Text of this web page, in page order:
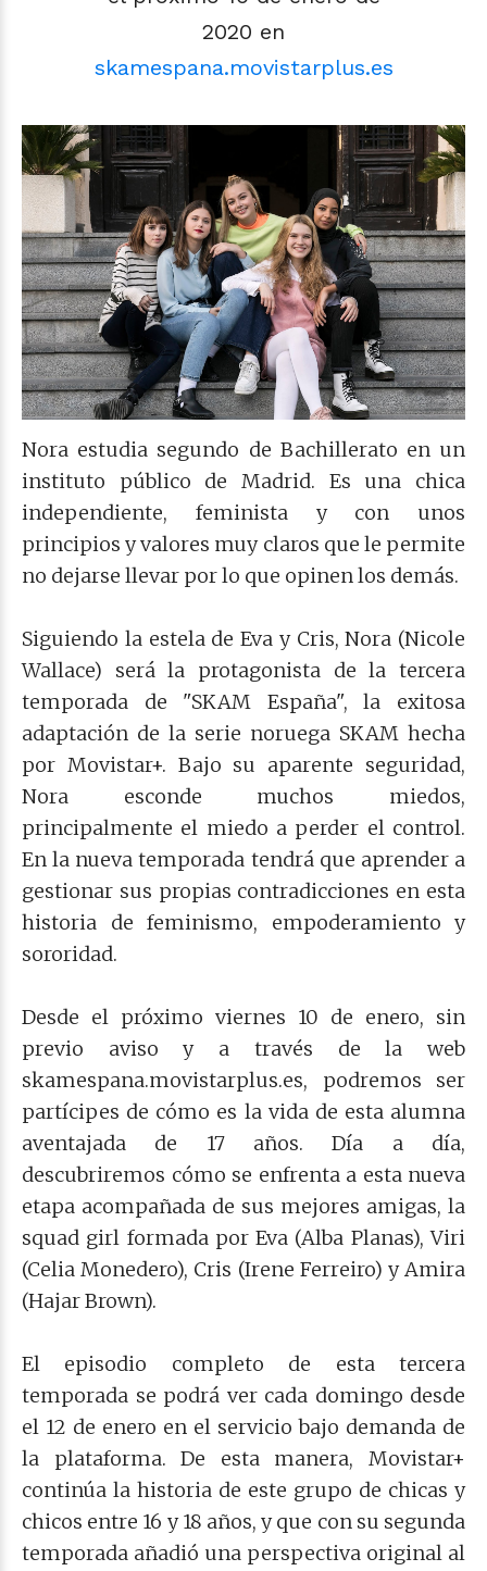
2020 en
skamespana.movistarplus.es
Nora estudia segundo de Bachillerato en un
instituto público de Madrid. Es una chica
independiente, feminista y con unos
principios y valores muy claros que le permite
no dejarse llevar por lo que opinen los demás.
Siguiendo la estela de Eva y Cris, Nora (Nicole
Wallace) será la protagonista de la tercera
temporada de "SKAM España", la exitosa
adaptación de la serie noruega SKAM hecha
por Movistar+. Bajo su aparente seguridad,
Nora esconde muchos miedos,
principalmente el miedo a perder el control.
En la nueva temporada tendrá que aprender a
gestionar sus propias contradicciones en esta
historia de feminismo, empoderamiento y
sororidad.
Desde el próximo viernes 10 de enero, sin
previo aviso y a través de la web
skamespana.movistarplus.es, podremos ser
partícipes de cómo es la vida de esta alumna
aventajada de 17 años. Día a día,
descubriremos cómo se enfrenta a esta nueva
etapa acompañada de sus mejores amigas, la
squad girl formada por Eva (Alba Planas), Viri
(Celia Monedero), Cris (Irene Ferreiro) y Amira
(Hajar Brown).
El episodio completo de esta tercera
temporada se podrá ver cada domingo desde
el 12 de enero en el servicio bajo demanda de
la plataforma.De esta manera, Movistar+
continúa la historia de este grupo de chicas y
chicos entre 16 y 18 años, y que con su segunda
temporada añadió una perspectiva original al